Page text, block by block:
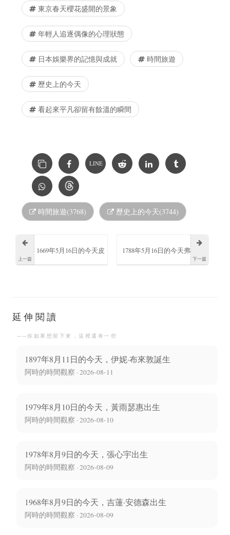
東京春天櫻花盛開的景象
年輕人追逐偶像的心理狀態
日本娛樂界的記憶與成就 時間旅遊
歷史上的今天
看起來平凡卻留有餘溫的瞬間
LINE
時間旅遊(3768) 歷史上的今天(3744)
上一篇
1669年5月16日的今天皮
下一篇
1788年5月16日的今天弗
延伸閱讀
──你如果想留下來，這裡還有一些
1897年8月11日的今天，伊妮·布來敦誕生
阿時的時間觀察 · 2026-08-11
1979年8月10日的今天，黃雨瑟惠出生
阿時的時間觀察 · 2026-08-10
1978年8月9日的今天，張心宇出生
阿時的時間觀察 · 2026-08-09
1968年8月9日的今天，吉蓮·安德森出生
阿時的時間觀察 · 2026-08-09